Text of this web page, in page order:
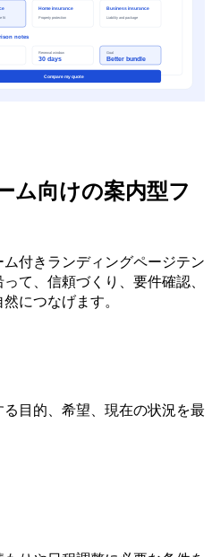
ム向けの案内型フ
付きランディングページテン
て、信頼づくり、要件確認、
につなげます。
目的、希望、現在の状況を最